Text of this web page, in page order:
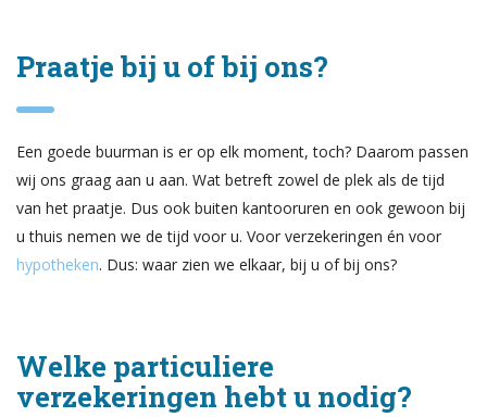
Praatje bij u of bij ons?
Een goede buurman is er op elk moment, toch? Daarom passen
wij ons graag aan u aan. Wat betreft zowel de plek als de tijd
van het praatje. Dus ook buiten kantooruren en ook gewoon bij
u thuis nemen we de tijd voor u. Voor verzekeringen én voor
hypotheken. Dus: waar zien we elkaar, bij u of bij ons?
Welke particuliere
verzekeringen hebt u nodig?